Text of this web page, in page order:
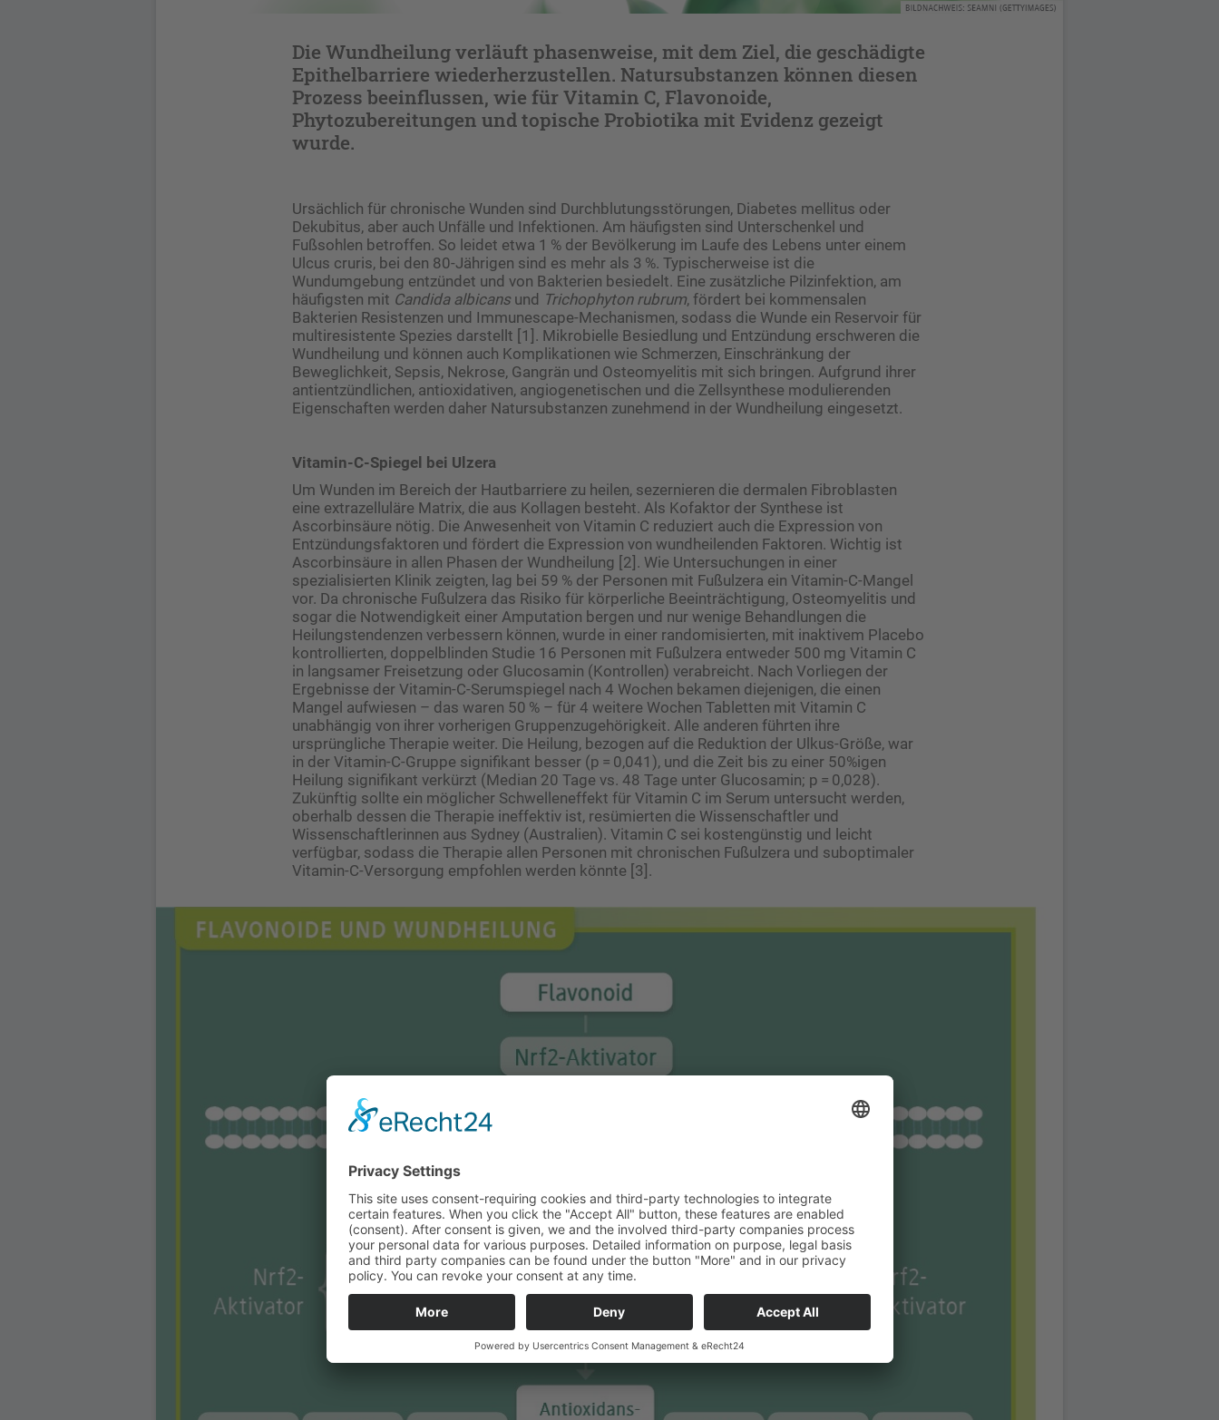
Die Wundheilung verläuft phasenweise, mit dem Ziel, die geschädigte
Epithelbarriere wiederherzustellen. Natursubstanzen können diesen
Prozess beeinflussen, wie für Vitamin C, Flavonoide,
Phytozubereitungen und topische Probiotika mit Evidenz gezeigt
wurde.
Ursächlich für chronische Wunden sind Durchblutungsstörungen, Diabetes mellitus oder
Dekubitus, aber auch Unfälle und Infektionen. Am häufigsten sind Unterschenkel und
Fußsohlen betroffen. So leidet etwa 1 % der Bevölkerung im Laufe des Lebens unter einem
Ulcus cruris, bei den 80-Jährigen sind es mehr als 3 %. Typischerweise ist die
Wundumgebung entzündet und von Bakterien besiedelt. Eine zusätzliche Pilzinfektion, am
häufigsten mit Candida albicans und Trichophyton rubrum, fördert bei kommensalen
Bakterien Resistenzen und Immunes­cape-Mechanismen, sodass die Wunde ein Reservoir für
multiresistente Spezies darstellt [1]. Mikrobielle Besiedlung und Entzündung erschweren die
Wundheilung und können auch Komplikationen wie Schmerzen, Einschränkung der
Beweglichkeit, Sepsis, Nekrose, Gangrän und Osteomyelitis mit sich bringen. Aufgrund ihrer
antientzündlichen, antioxidativen, angiogenetischen und die Zellsynthese modulierenden
Eigenschaften werden daher Natur­substanzen zunehmend in der Wundheilung eingesetzt.
Vitamin-C-Spiegel bei Ulzera
Um Wunden im Bereich der Hautbarriere zu heilen, sezernieren die dermalen Fibroblasten
eine extrazelluläre Matrix, die aus Kollagen besteht. Als Kofaktor der Synthese ist
Ascorbinsäure nötig. Die Anwesenheit von Vitamin C reduziert auch die Expression von
Entzündungsfaktoren und fördert die Expression von wundheilenden Faktoren. Wichtig ist
Ascorbinsäure in allen Phasen der Wundheilung [2]. Wie Untersuchungen in einer
spezialisierten Klinik zeigten, lag bei 59 % der Personen mit Fußulzera ein Vitamin-C-Mangel
vor. Da chronische Fußulzera das Risiko für körperliche Beeinträchtigung, Osteomyelitis und
sogar die Notwendigkeit einer Amputation bergen und nur wenige Behandlungen die
Heilungstendenzen verbessern können, wurde in einer randomisierten, mit inaktivem Placebo
kontrollierten, doppelblinden Studie 16 Personen mit Fußulzera entweder 500 mg Vitamin C
in langsamer Freisetzung oder Glucosamin (Kontrollen) verabreicht. Nach Vorliegen der
Ergebnisse der Vitamin-C-Serumspiegel nach 4 Wochen bekamen diejenigen, die einen
Mangel aufwiesen – das waren 50 % – für 4 weitere Wochen Tabletten mit Vitamin C
unabhängig von ihrer vorherigen Gruppenzugehörigkeit. Alle anderen führten ihre
ursprüngliche Therapie weiter. Die Heilung, bezogen auf die Reduktion der Ulkus-Größe, war
in der Vitamin-C-Gruppe signifikant besser (p = 0,041), und die Zeit bis zu einer 50%igen
Heilung signifikant verkürzt (Median 20 Tage vs. 48 Tage unter Glucosamin; p = 0,028).
Zukünftig sollte ein möglicher Schwelleneffekt für Vitamin C im Serum untersucht werden,
oberhalb dessen die Therapie ineffektiv ist, resümierten die Wissenschaftler und
Wissenschaftlerinnen aus Sydney (Australien). Vitamin C sei kostengünstig und leicht
verfügbar, sodass die Therapie allen Personen mit chronischen Fußulzera und suboptimaler
Vitamin-C-Versorgung empfohlen werden könnte [3].